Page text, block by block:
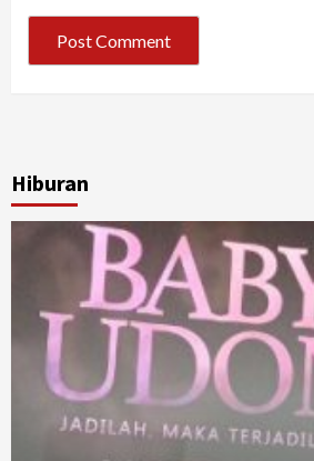
Hiburan